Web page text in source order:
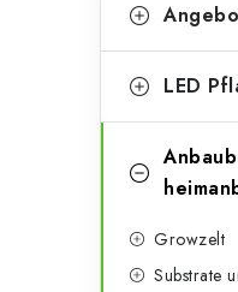
e
t
überspringen
a
e
LED
Growzelt
Substrate